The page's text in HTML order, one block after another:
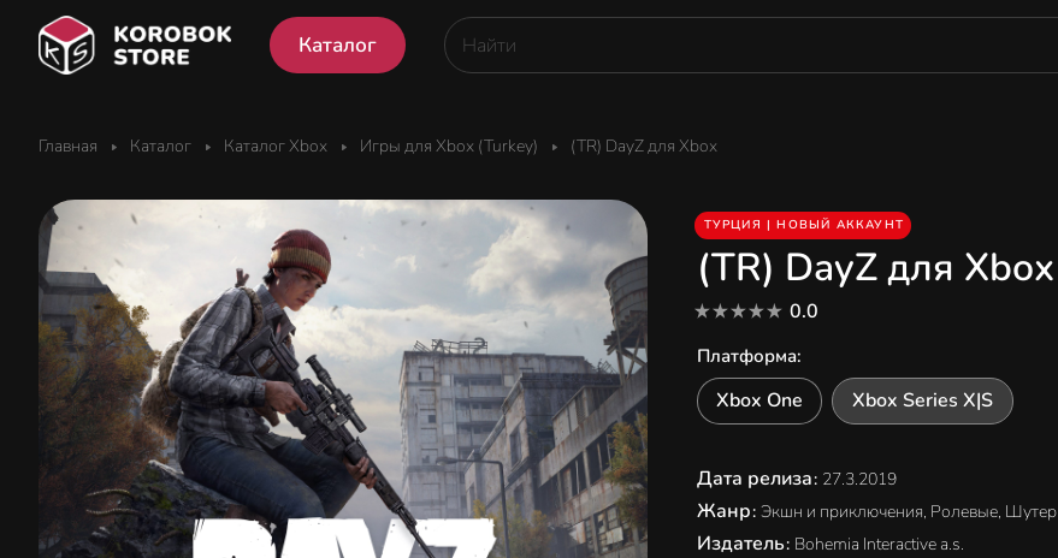
Каталог
Главная Каталог Каталог Xbox Игры для Xbox (Turkey) (TR) DayZ для Xbox
ТУРЦИЯ | НОВЫЙ АККАУНТ
(TR) DayZ для Xbox
0.0
Платформа:
Xbox One Xbox Series X|S
Дата релиза: 27.3.2019
Жанр: Экшн и приключения, Ролевые, Шутер
Издатель: Bohemia Interactive a.s.